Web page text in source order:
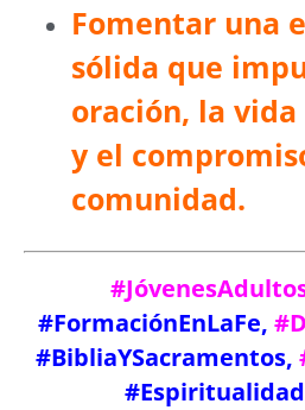
Fomentar una
sólida que
oración, la
y el
comunidad.
#FormaciónEnLaFe,
#BibliaYSacramentos,